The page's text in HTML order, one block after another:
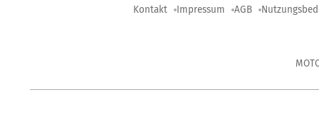
Kontakt Impressum AGB